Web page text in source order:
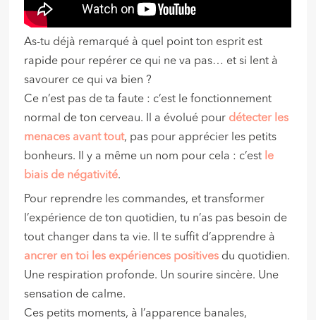
As-tu déjà remarqué à quel point ton esprit est
rapide pour repérer ce qui ne va pas… et si lent à
savourer ce qui va bien ?
Ce n’est pas de ta faute : c’est le fonctionnement
normal de ton cerveau. Il a évolué pour détecter les
menaces avant tout, pas pour apprécier les petits
bonheurs. Il y a même un nom pour cela : c’est le
biais de négativité.
Pour reprendre les commandes, et transformer
l’expérience de ton quotidien, tu n’as pas besoin de
tout changer dans ta vie. Il te suffit d’apprendre à
ancrer en toi les expériences positives du quotidien.
Une respiration profonde. Un sourire sincère. Une
sensation de calme.
Ces petits moments, à l’apparence banales,